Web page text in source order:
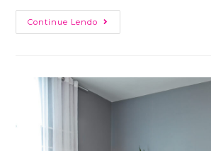
Continue Lendo